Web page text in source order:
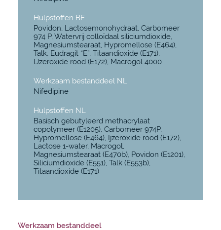
Hulpstoffen BE
Povidon, Lactosemonohydraat, Carbomeer
974 P, Watervrij colloïdaal siliciumdioxide,
Magnesiumstearaat, Hypromellose (E464),
Talk, Eudragit “E”, Titaandioxide (E171),
IJzeroxide rood (E172), Macrogol 4000
Werkzaam bestanddeel NL
Nifedipine
Hulpstoffen NL
Basisch gebutyleerd methacrylaat
copolymeer (E1205), Carbomeer 974P,
Hypromellose (E464), Ijzeroxide rood (E172),
Lactose 1-water, Macrogol,
Magnesiumstearaat (E470b), Povidon (E1201),
Siliciumdioxide (E551), Talk (E553b),
Titaandioxide (E171)
Werkzaam bestanddeel